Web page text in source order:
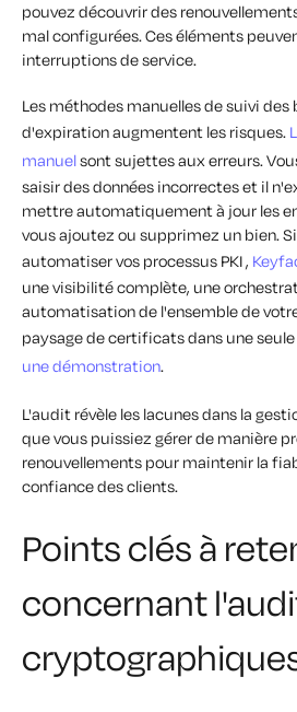
pouvez découvrir des
mal configurées. Ces éléments
interruptions de service.
Les méthodes manuelles de suivi
d'expiration augmentent les risques.
manuelsont sujettes aux erreurs.
saisir des données incorrectes et il
mettre automatiquement à jour les
vous ajoutez ou supprimez un bien.
automatiser vos processus PKI ,
une visibilité complète, une
automatisation de l'ensemble de
paysage de certificats dans une
une démonstration.
L'audit révèle les lacunes dans la
que vous puissiez gérer de manière
renouvellements pour maintenir la
confiance des clients.
Points clés à
concernant